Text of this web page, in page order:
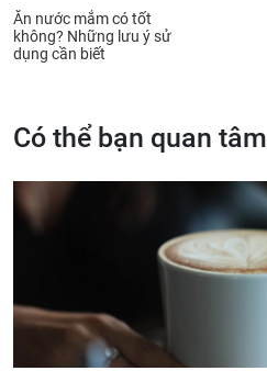
Ăn nước mắm có tốt
không? Những lưu ý sử
dụng cần biết
Có thể bạn quan tâm